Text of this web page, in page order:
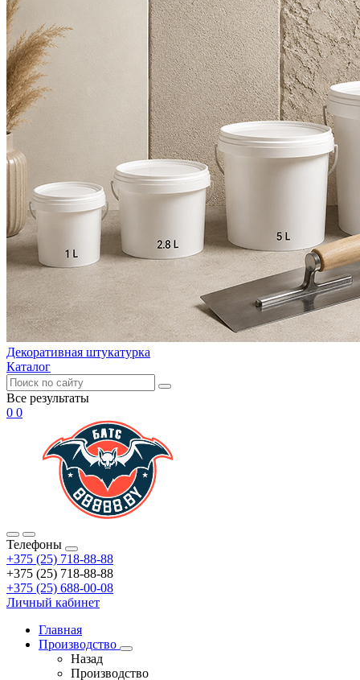
Декоративная штукатурка
Каталог
Все результаты
0 0
Телефоны
+375 (25) 718-88-88
+375 (25) 718-88-88
+375 (25) 688-00-08
Личный кабинет
Главная
Производство
Назад
Производство